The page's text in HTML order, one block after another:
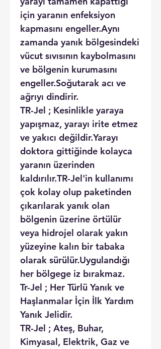
için yaranın enfeksiyon
kapmasını engeller.Aynı
zamanda yanık bölgesindeki
vücut sıvısının kaybolmasını
ve bölgenin kurumasını
engeller.Soğutarak acı ve
ağrıyı dindirir.
TR-Jel ; Kesinlikle yaraya
yapışmaz, yarayı irite etmez
ve yakıcı değildir.Yarayı
doktora gittiğinde kolayca
yaranın üzerinden
kaldırılır.TR-Jel'in kullanımı
çok kolay olup paketinden
çıkarılarak yanık olan
bölgenin üzerine örtülür
veya hidrojel olarak yakın
yüzeyine kalın bir tabaka
olarak sürülür.Uygulandığı
her bölgege iz bırakmaz.
Tr-Jel ; Her Türlü Yanık ve
Haşlanmalar İçin İlk Yardım
Yanık Jelidir.
TR-Jel ; Ateş, Buhar,
Kimyasal, Elektrik, Gaz ve